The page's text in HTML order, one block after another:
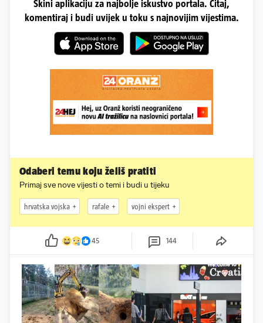
Skini aplikaciju za najbolje iskustvo portala. Čitaj,
komentiraj i budi uvijek u toku s najnovijim vijestima.
Odaberi temu koju želiš pratiti
Primaj sve nove vijesti o temi i budi u tijeku
hrvatska vojska rafale vojni ekspert
45 144